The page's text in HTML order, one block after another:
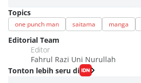
Topics
one punch man saitama manga
Editorial Team
Editor
Fahrul Razi Uni Nurullah
Tonton lebih seru di